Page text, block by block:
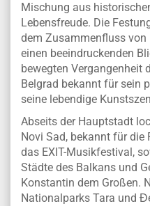
Mischung aus
Lebensfreude. Die
dem Zusammenfluss von
einen beeindruckenden
bewegten Vergangenheit
Belgrad bekannt für sein
seine lebendige
Abseits der Hauptstadt
Novi Sad, bekannt für die
das EXIT-Musikfestival,
Städte des Balkans und
Konstantin dem Großen.
Nationalparks Tara und